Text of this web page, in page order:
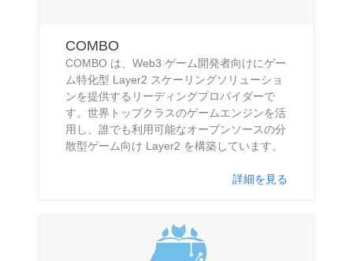
COMBO
COMBO は、Web3 ゲーム開発者向けにゲー
ム特化型 Layer2 スケーリングソリューショ
ンを提供するリーディングプロバイダーで
す。世界トップクラスのゲームエンジンを活
用し、誰でも利用可能なオープンソースの分
散型ゲーム向け Layer2 を構築しています。
詳細を見る